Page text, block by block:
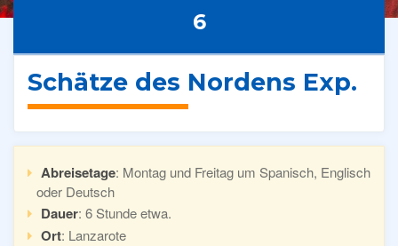
6
Schätze des Nordens Exp.
Abreisetage: Montag und Freitag um Spanisch, Englisch
oder Deutsch
Dauer: 6 Stunde etwa.
Ort: Lanzarote